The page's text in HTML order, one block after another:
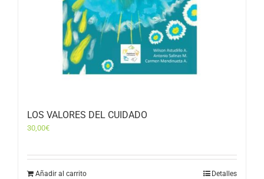
LOS VALORES DEL CUIDADO
30,00€
Añadir al carrito Detalles